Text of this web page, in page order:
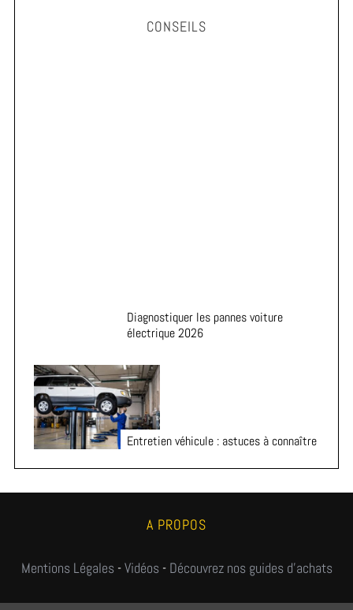
CONSEILS
Diagnostiquer les pannes voiture
électrique 2026
Entretien véhicule : astuces à connaître
A PROPOS
Mentions Légales-Vidéos- Découvrez nos guides d'achats